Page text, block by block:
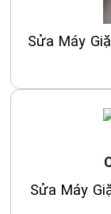
Sửa Máy
Sửa Máy